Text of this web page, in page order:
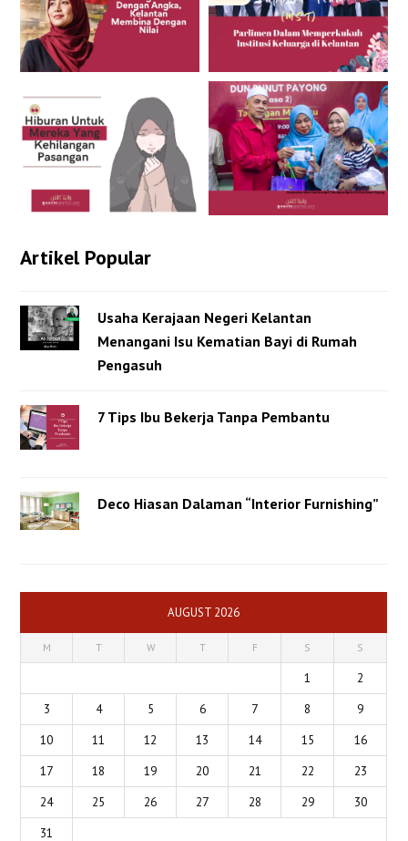
Artikel Popular
Usaha Kerajaan Negeri Kelantan
Menangani Isu Kematian Bayi di Rumah
Pengasuh
7 Tips Ibu Bekerja Tanpa Pembantu
Deco Hiasan Dalaman “Interior Furnishing”
AUGUST 2026
M T W T F S S
1
2
3
4 5 6 7 8
9
10
11 12 13 14 15
16
17
18 19 20 21 22
23
24
25 26 27 28 29
30
31